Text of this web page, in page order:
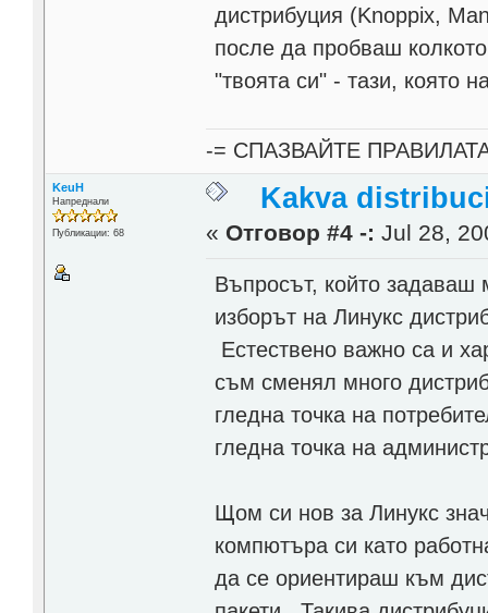
дистрибуция (Knoppix,
после да пробваш
"твоята си" - тази, която
-= СПАЗВАЙТЕ
KeuH
Напреднали
Публикации: 68
Kakva
« Отговор #4 -: Jul 28,
Въпросът, който задаваш
изборът на Линукс
Естествено важно са и
съм сменял много
гледна точка на
гледна точка на
Щом си нов за Линукс
компютъра си като
да се ориентираш към